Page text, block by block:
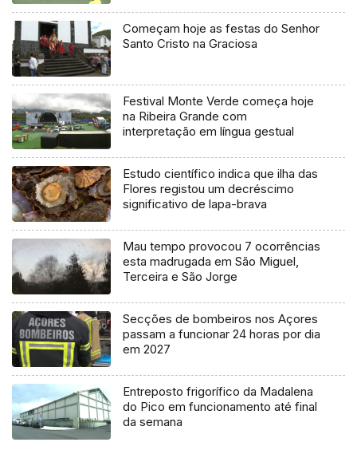
Começam hoje as festas do Senhor
Santo Cristo na Graciosa
Festival Monte Verde começa hoje
na Ribeira Grande com
interpretação em língua gestual
Estudo científico indica que ilha das
Flores registou um decréscimo
significativo de lapa-brava
Mau tempo provocou 7 ocorrências
esta madrugada em São Miguel,
Terceira e São Jorge
Secções de bombeiros nos Açores
passam a funcionar 24 horas por dia
em 2027
Entreposto frigorífico da Madalena
do Pico em funcionamento até final
da semana